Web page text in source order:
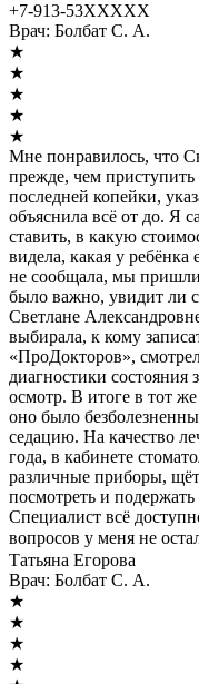
+7-913-53XXXXX
Врач: Болбат С. А.
★
★
★
★
★
Мне понравилось, что
прежде, чем приступить
последней копейки,
объяснила всё от до. Я
ставить, в какую
видела, какая у ребёнка
не сообщала, мы
было важно, увидит ли
Светлане
выбирала, к кому
«ПроДокторов»,
диагностики состояния
осмотр. В итоге в тот
оно было
седацию. На качество
года, в кабинете
различные приборы,
посмотреть и
Специалист всё
вопросов у меня не
Татьяна Егорова
Врач: Болбат С. А.
★
★
★
★